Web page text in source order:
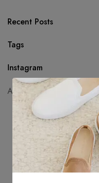
Recent Posts
Tags
Instagram
Aucun jeton d'accès